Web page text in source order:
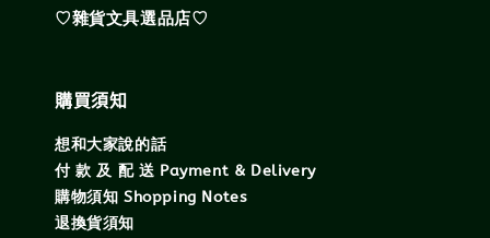
♡雜貨文具選品店♡
購買須知
想和大家說的話
付 款 及 配 送 Payment & Delivery
購物須知 Shopping Notes
退換貨須知